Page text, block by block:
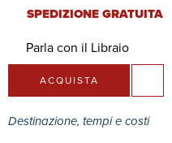
SPEDIZIONE GRATUITA
Parla con il Libraio
ACQUISTA
Destinazione, tempi e costi